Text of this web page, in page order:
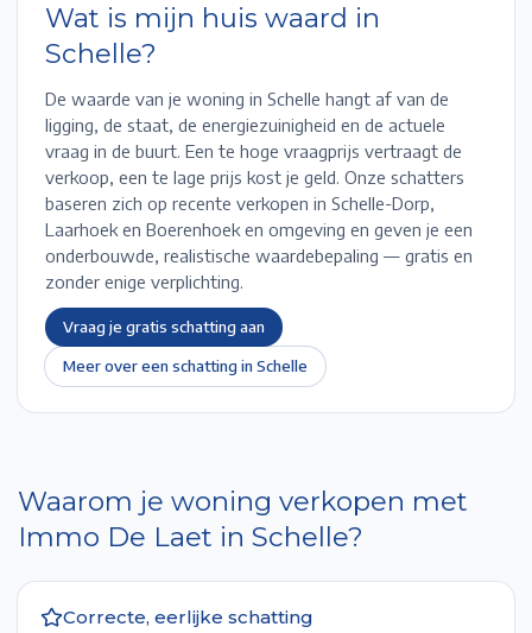
Wat is mijn huis waard in
Schelle?
De waarde van je woning in Schelle hangt af van de
ligging, de staat, de energiezuinigheid en de actuele
vraag in de buurt. Een te hoge vraagprijs vertraagt de
verkoop, een te lage prijs kost je geld. Onze schatters
baseren zich op recente verkopen in Schelle-Dorp,
Laarhoek en Boerenhoeken omgeving en geven je een
onderbouwde, realistische waardebepaling — gratis en
zonder enige verplichting.
Vraag je gratis schatting aan
Meer over een schatting in Schelle
Waarom je woning verkopen met
Immo De Laet in Schelle?
Correcte, eerlijke schatting